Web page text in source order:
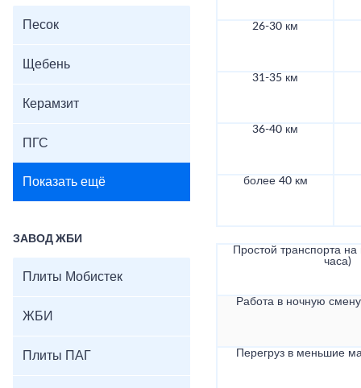
Песок
Щебень
Керамзит
ПГС
Показать ещё
ЗАВОД ЖБИ
Плиты Мобистек
ЖБИ
Плиты ПАГ
26-30 км
31-35 км
36-40 км
более 40 км
Простой транспорта на
часа)
Работа в ночную
Перегруз в меньшие